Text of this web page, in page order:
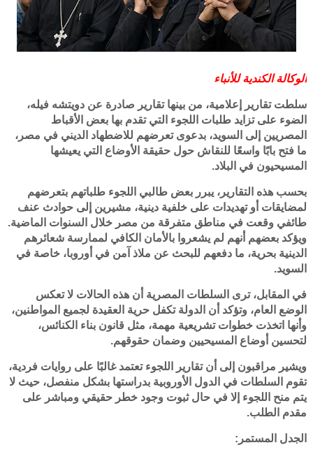
الوكالة الكندية للأنباء
سلطت تقارير إعلامية، من بينها تقارير صادرة عن دويتشه فيله،
الضوء على تزايد طلبات اللجوء التي تقدم بها بعض الأقباط
المصريين إلى السويد، بدعوى تعرضهم للاضطهاد الديني في مصر،
ما فتح بابًا واسعًا للنقاش حول حقيقة الأوضاع التي يعيشها
المسيحيون في البلاد.
بحسب هذه التقارير، يبرر بعض طالبي اللجوء طلباتهم بتعرضهم
لمضايقات أو تهديدات على خلفية دينية، مشيرين إلى حوادث عنف
طائفي وقعت في مناطق متفرقة من مصر خلال السنوات الماضية.
ويؤكد بعضهم أنهم لم يشعروا بالأمان الكافي لممارسة شعائرهم
الدينية بحرية، ما دفعهم للبحث عن ملاذ آمن في أوروبا، خاصة في
السويد.
في المقابل، ترى السلطات المصرية أن هذه الحالات لا تعكس
الوضع العام، وتؤكد أن الدولة تكفل حرية العقيدة لجميع المواطنين،
وأنها اتخذت خطوات تشريعية مهمة، مثل قانون بناء الكنائس،
لتحسين أوضاع المسيحيين وضمان حقوقهم.
ويشير مراقبون إلى أن تقارير اللجوء تعتمد غالبًا على روايات فردية،
تقوم السلطات في الدول الأوروبية بدراستها بشكل منفصل، حيث لا
يتم منح اللجوء إلا في حال ثبوت وجود خطر حقيقي ومباشر على
مقدم الطلب.
الجدل المستمر: